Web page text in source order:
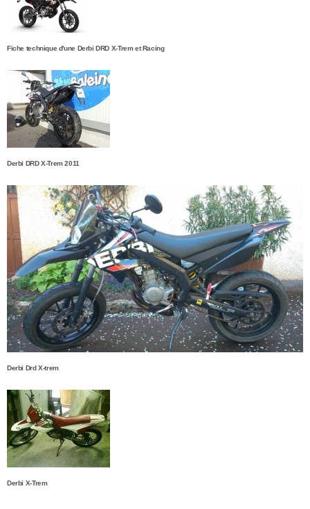
Fiche technique d'une Derbi DRD X-Trem et Racing
Derbi DRD X-Trem 2011
Derbi Drd X-trem
Derbi X-Trem